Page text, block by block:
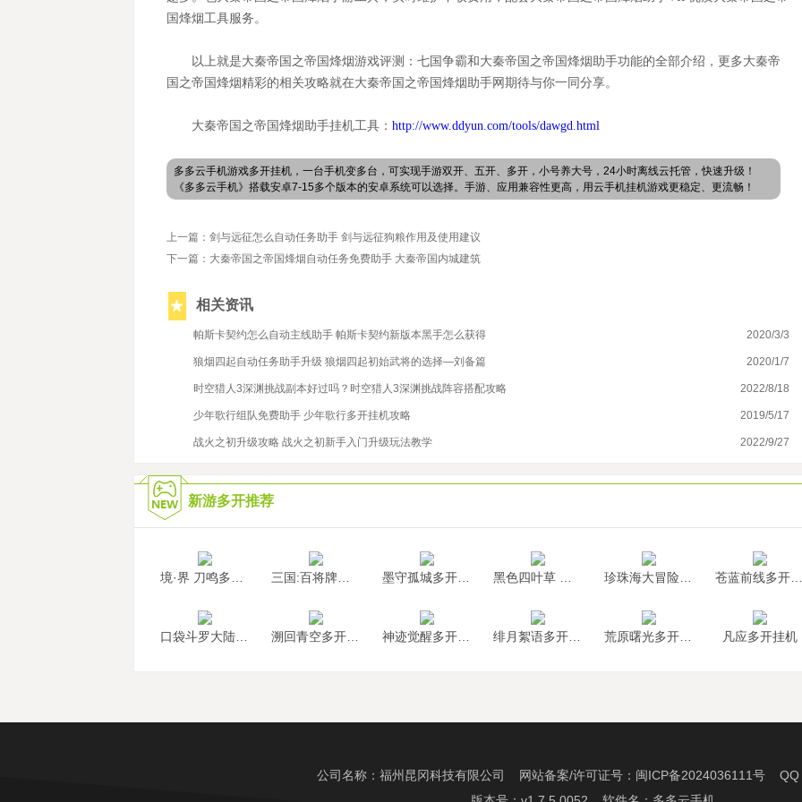
国烽烟工具服务。
以上就是大秦帝国之帝国烽烟游戏评测：七国争霸和大秦帝国之帝国烽烟助手功能的全部介绍，更多大秦帝
国之帝国烽烟精彩的相关攻略就在大秦帝国之帝国烽烟助手网期待与你一同分享。
大秦帝国之帝国烽烟助手挂机工具： http://www.ddyun.com/tools/dawgd.html
多多云手机游戏多开挂机，一台手机变多台，可实现手游双开、五开、多开，小号养大号，24小时离线云托管，快速升级！
《多多云手机》搭载安卓7-15多个版本的安卓系统可以选择。手游、应用兼容性更高，用云手机挂机游戏更稳定、更流畅！
上一篇：剑与远征怎么自动任务助手 剑与远征狗粮作用及使用建议
下一篇：大秦帝国之帝国烽烟自动任务免费助手 大秦帝国内城建筑
相关资讯
帕斯卡契约怎么自动主线助手 帕斯卡契约新版本黑手怎么获得 2020/3/3
狼烟四起自动任务助手升级 狼烟四起初始武将的选择—刘备篇 2020/1/7
时空猎人3深渊挑战副本好过吗？时空猎人3深渊挑战阵容搭配攻略 2022/8/18
少年歌行组队免费助手 少年歌行多开挂机攻略 2019/5/17
战火之初升级攻略 战火之初新手入门升级玩法教学 2022/9/27
新游多开推荐
凡应多开挂机
公司名称：福州昆冈科技有限公司 网站备案/许可证号： 闽ICP备2024036111号QQ